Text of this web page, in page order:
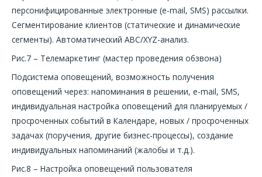
персонифицированные электронные (e-mail, SMS) рассылки.
Сегментирование клиентов (статические и динамические
сегменты). Автоматический ABC/XYZ-анализ.
Рис.7 – Телемаркетинг (мастер проведения обзвона)
Подсистема оповещений, возможность получения
оповещений через: напоминания в решении, e-mail, SMS,
индивидуальная настройка оповещений для планируемых /
просроченных событий в Календаре, новых / просроченных
задачах (поручения, другие бизнес-процессы), создание
индивидуальных напоминаний (жалобы и т.д.).
Рис.8 – Настройка оповещений пользователя